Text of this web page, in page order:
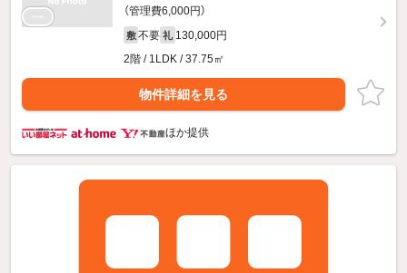
（管理費6,000円）
敷 不要 礼 130,000円
2階 / 1LDK / 37.75㎡
物件詳細を見る
ほか提供